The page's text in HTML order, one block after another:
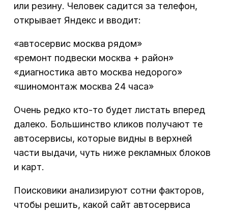
или резину. Человек садится за телефон,
открывает Яндекс и вводит:
«автосервис москва рядом»
«ремонт подвески москва + район»
«диагностика авто москва недорого»
«шиномонтаж москва 24 часа»
Очень редко кто-то будет листать вперед
далеко. Большинство кликов получают те
автосервисы, которые видны в верхней
части выдачи, чуть ниже рекламных блоков
и карт.
Поисковики анализируют сотни факторов,
чтобы решить, какой сайт автосервиса